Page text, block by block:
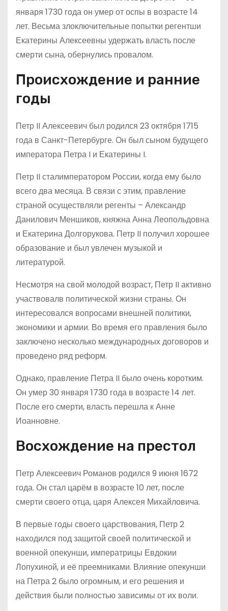
января 1730 года он умер от оспы в возрасте 14
лет. Весьма злоключительные попытки регентши
Екатерины Алексеевны удержать власть после
смерти сына, обернулись провалом.
Происхождение и ранние
годы
Петр II Алексеевич был родился 23 октября 1715
года в Санкт-Петербурге. Он был сыном будущего
императора Петра I и Екатерины I.
Петр II сталимператором России, когда ему было
всего два месяца. В связи с этим, правление
страной осуществляли регенты – Александр
Данилович Меншиков, княжна Анна Леопольдовна
и Екатерина Долгорукова. Петр II получил хорошее
образование и был увлечен музыкой и
литературой.
Несмотря на свой молодой возраст, Петр II активно
участвовалв политической жизни страны. Он
интересовался вопросами внешней политики,
экономики и армии. Во время его правления было
заключено несколько международных договоров и
проведено ряд реформ.
Однако, правление Петра II было очень коротким.
Он умер 30 января 1730 года в возрасте 14 лет.
После его смерти, власть перешла к Анне
Иоанновне.
Восхождение на престол
Петр Алексеевич Романов родился 9 июня 1672
года. Он стал царём в возрасте 10 лет, после
смерти своего отца, царя Алексея Михайловича.
В первые годы своего царствования, Петр 2
находился под защитой своей политической и
военной опекунши, императрицы Евдокии
Лопухиной, и её преемниками. Влияние опекунши
на Петра 2 было огромным, и его решения и
действия были полностью зависимы от их воли.